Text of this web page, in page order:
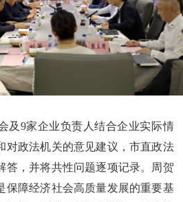
及9家企业负责人结合企业实际情
对政法机关的意见建议，市直政法
答，并将共性问题逐项记录。周贺
保障经济社会高质量发展的重要基